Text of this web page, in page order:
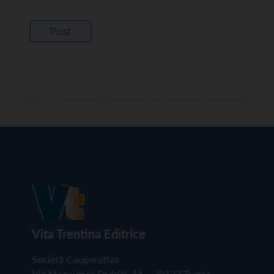
Vita Trentina Editrice
Società Cooperativa